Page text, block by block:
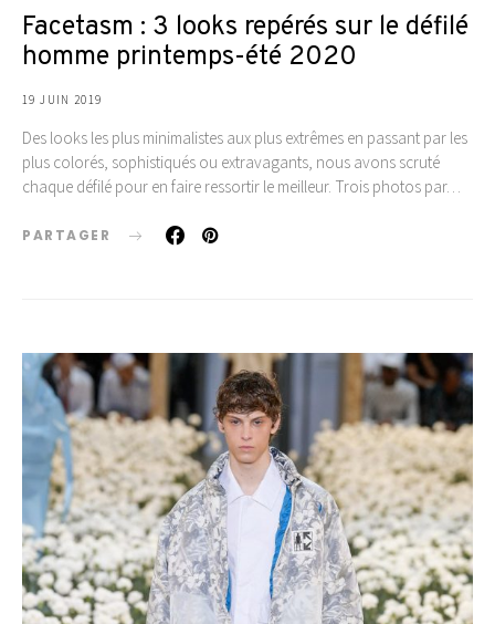
Facetasm : 3 looks repérés sur le défilé
homme printemps-été 2020
19 JUIN 2019
Des looks les plus minimalistes aux plus extrêmes en passant par les
plus colorés, sophistiqués ou extravagants, nous avons scruté
chaque défilé pour en faire ressortir le meilleur. Trois photos par…
PARTAGER